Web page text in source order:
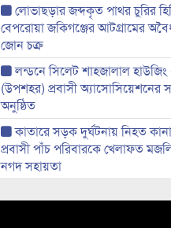
লোভাছড়ার জব্দকৃত পাথর চুরির
বেপরোয়া জকিগঞ্জের আটগ্রামের
জোন চক্র
লন্ডনে সিলেট শাহজালাল
(উপশহর) প্রবাসী অ্যাসোসিয়েশনের
অনুষ্ঠিত
কাতারে সড়ক দুর্ঘটনায় নিহত
প্রবাসী পাঁচ পরিবারকে খেলাফত
নগদ সহায়তা